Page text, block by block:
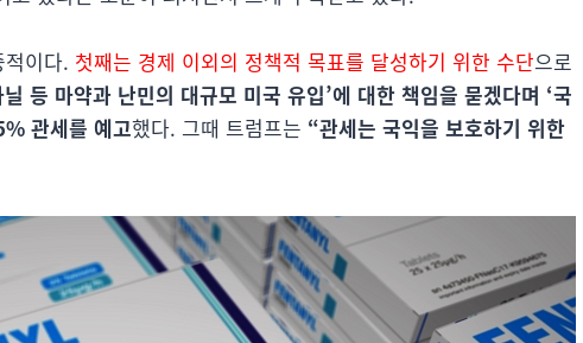
이다. 첫째는 경제 이외의 정책적 목표를 달성하기 위한 수단으로
등 마약과 난민의 대규모 미국 유입’에 대한 책임을 묻겠다며 ‘국
관세를 예고했다. 그때 트럼프는 “관세는 국익을 보호하기 위한